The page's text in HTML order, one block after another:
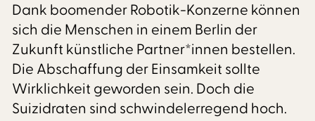
Dank boomender Robotik-Konzerne können
sich die Menschen in einem Berlin der
Zukunft künstliche Partner*innen bestellen.
Die Abschaffung der Einsamkeit sollte
Wirklichkeit geworden sein. Doch die
Suizidraten sind schwindelerregend hoch.